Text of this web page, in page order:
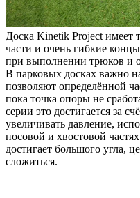
Доска Kinetik Project имеет
части и очень гибкие
при выполнении трюков и
В парковых досках важно
позволяют определённой
пока точка опоры не
серии это достигается за
увеличивать давление,
носовой и хвостовой
достигает большого угла,
сложиться.